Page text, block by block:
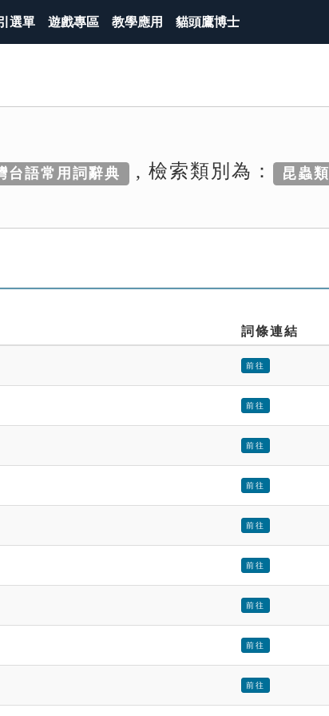
選單 遊戲專區 教學應用 貓頭鷹博士
台語常用詞辭典 , 檢索類別為： 昆蟲類
詞條連結
前往
前往
前往
前往
前往
前往
前往
前往
前往